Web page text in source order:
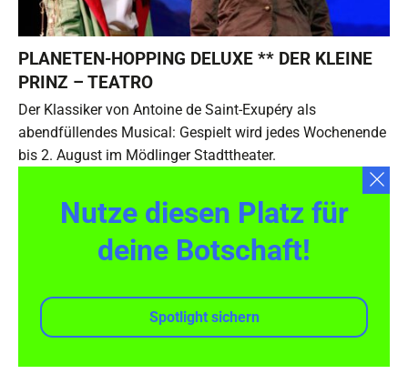
PLANETEN-HOPPING DELUXE ** DER KLEINE
PRINZ – TEATRO
Der Klassiker von Antoine de Saint-Exupéry als
abendfüllendes Musical: Gespielt wird jedes Wochenende
bis 2. August im Mödlinger Stadttheater.
Nutze diesen Platz für
deine Botschaft!
Spotlight sichern